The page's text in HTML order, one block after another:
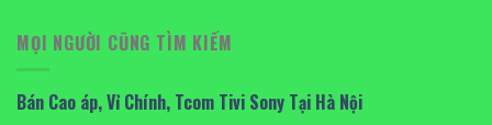
MỌI NGƯỜI CŨNG TÌM KIẾM
Bán Cao áp, Vỉ Chính, Tcom Tivi Sony Tại Hà Nội